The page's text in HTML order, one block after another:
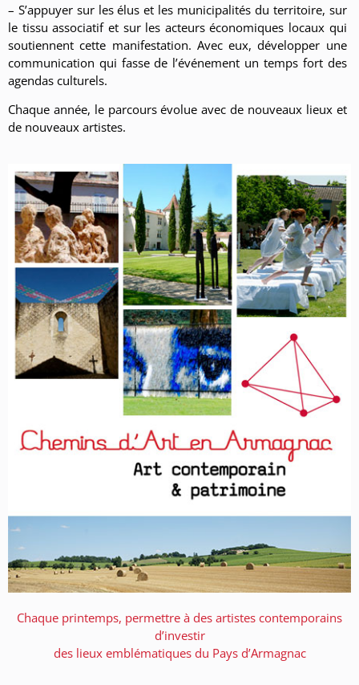
– S’appuyer sur les élus et les municipalités du territoire, sur
le tissu associatif et sur les acteurs économiques locaux qui
soutiennent cette manifestation. Avec eux, développer une
communication qui fasse de l’événement un temps fort des
agendas culturels.
Chaque année, le parcours évolue avec de nouveaux lieux et
de nouveaux artistes.
Chaque printemps, permettre à des artistes contemporains
d’investir
des lieux emblématiques du Pays d’Armagnac